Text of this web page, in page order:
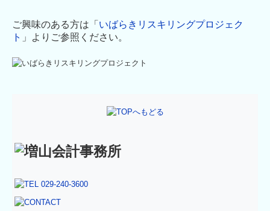
ご興味のある方は「 いばらきリスキリングプロジェク
ト 」よりご参照ください。